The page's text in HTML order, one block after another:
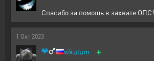
Спасибо за помощь в захвате ОПС!
1 Окт 2023
vikulum +